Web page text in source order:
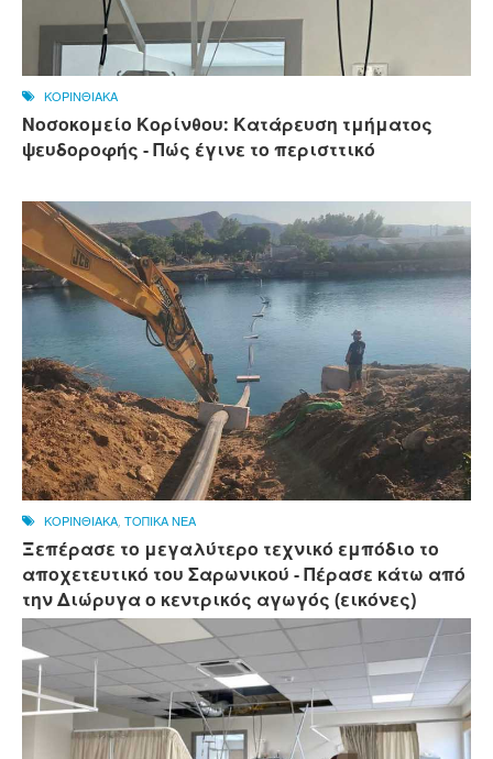
ΚΟΡΙΝΘΙΑΚΑ
Νοσοκομείο Κορίνθου: Κατάρευση τμήματος
ψευδοροφής - Πώς έγινε το περισττικό
ΚΟΡΙΝΘΙΑΚΑ ΤΟΠΙΚΑ ΝΕΑ
Ξεπέρασε το μεγαλύτερο τεχνικό εμπόδιο το
αποχετευτικό του Σαρωνικού - Πέρασε κάτω από
την Διώρυγα ο κεντρικός αγωγός (εικόνες)